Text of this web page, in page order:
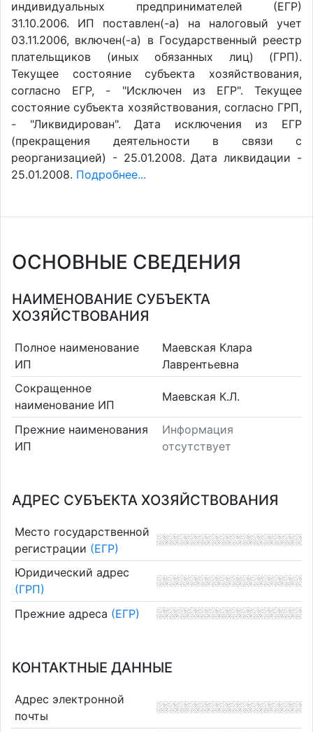
индивидуальных предпринимателей (ЕГР)
31.10.2006. ИП поставлен(-a) на налоговый учет
03.11.2006, включен(-a) в Государственный реестр
плательщиков (иных обязанных лиц) (ГРП).
Текущее состояние субъекта хозяйствования,
согласно ЕГР, - "Исключен из ЕГР". Текущее
состояние субъекта хозяйствования, согласно ГРП,
- "Ликвидирован". Дата исключения из ЕГР
(прекращения деятельности в связи с
реорганизацией) - 25.01.2008. Дата ликвидации -
25.01.2008. Подробнее...
ОСНОВНЫЕ СВЕДЕНИЯ
НАИМЕНОВАНИЕ СУБЪЕКТА
ХОЗЯЙСТВОВАНИЯ
Полное наименование
ИП
Маевская Клара
Лаврентьевна
Сокращенное
наименование ИП
Маевская К.Л.
Прежние наименования
ИП
Информация
отсутствует
АДРЕС СУБЪЕКТА ХОЗЯЙСТВОВАНИЯ
Место государственной
регистрации (ЕГР)
Юридический адрес
(ГРП)
Прежние адреса (ЕГР)
КОНТАКТНЫЕ ДАННЫЕ
Адрес электронной
почты